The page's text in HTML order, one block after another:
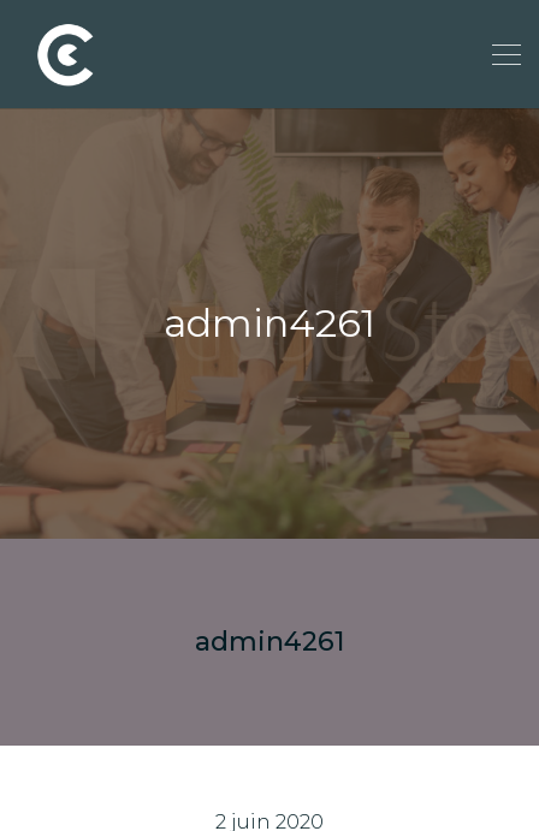
admin4261
admin4261
2 juin 2020